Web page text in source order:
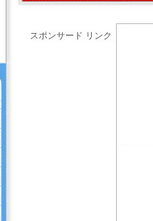
スポンサード リンク